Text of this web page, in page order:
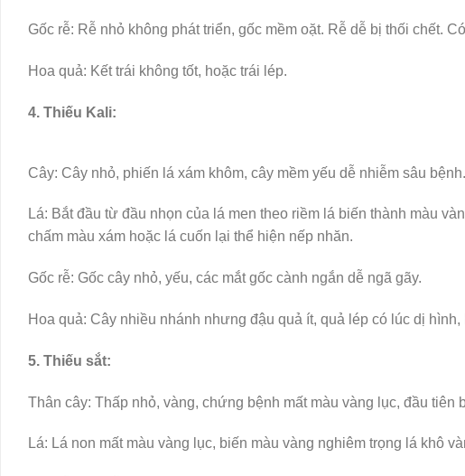
Gốc rễ: Rễ nhỏ không phát triển, gốc mềm oặt. Rễ dễ bị thối chết.
Hoa quả: Kết trái không tốt, hoặc trái lép.
4. Thiếu Kali:
Cây: Cây nhỏ, phiến lá xám khôm, cây mềm yếu dễ nhiễm sâu bệnh.
Lá: Bắt đầu từ đầu nhọn của lá men theo riềm lá biến thành màu
chấm màu xám hoặc lá cuốn lại thể hiện nếp nhăn.
Gốc rễ: Gốc cây nhỏ, yếu, các mắt gốc cành ngắn dễ ngã gãy.
Hoa quả: Cây nhiều nhánh nhưng đậu quả ít, quả lép có lúc dị hình,
5. Thiếu sắt:
Thân cây: Thấp nhỏ, vàng, chứng bệnh mất màu vàng lục, đầu tiên
Lá: Lá non mất màu vàng lục, biến màu vàng nghiêm trọng lá khô